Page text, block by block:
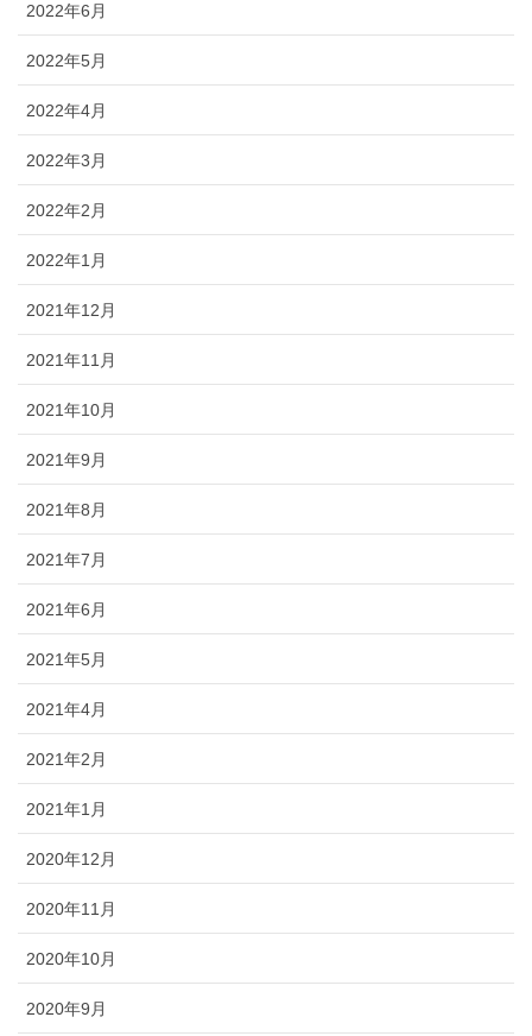
2022年6月
2022年5月
2022年4月
2022年3月
2022年2月
2022年1月
2021年12月
2021年11月
2021年10月
2021年9月
2021年8月
2021年7月
2021年6月
2021年5月
2021年4月
2021年2月
2021年1月
2020年12月
2020年11月
2020年10月
2020年9月